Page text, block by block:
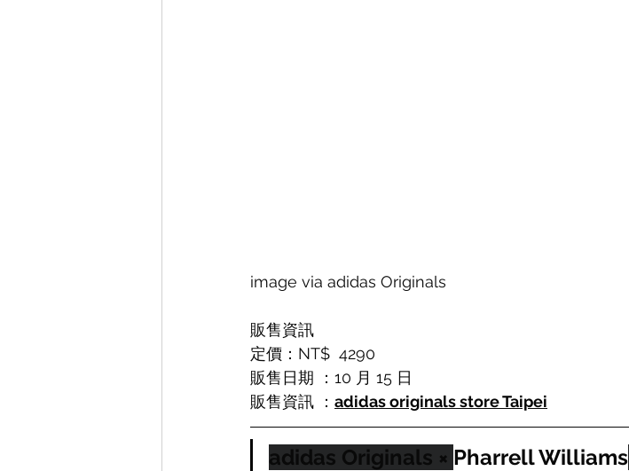
image via adidas Originals
販售資訊
定價：NT$  4290
販售日期 ：10 月 15 日
販售資訊 ： adidas originals store Taipei
adidas Originals × Pharrell Williams